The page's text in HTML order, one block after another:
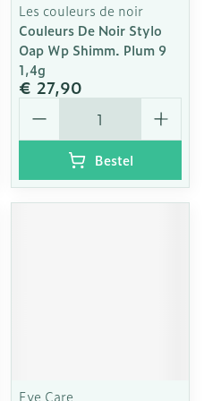
Les couleurs de noir
Couleurs De Noir Stylo
Oap Wp Shimm. Plum 9
1,4g
€ 27,90
Aantal
Bestel
Eye Care